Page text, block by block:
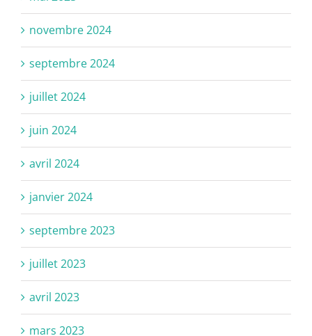
novembre 2024
septembre 2024
juillet 2024
juin 2024
avril 2024
janvier 2024
septembre 2023
juillet 2023
avril 2023
mars 2023